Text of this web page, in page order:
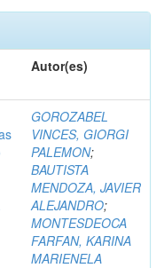
Autor(es)
GOROZABEL
VINCES, GIORGI
PALEMON;
BAUTISTA
MENDOZA, JAVIER
ALEJANDRO;
MONTESDEOCA
FARFAN, KARINA
MARIENELA